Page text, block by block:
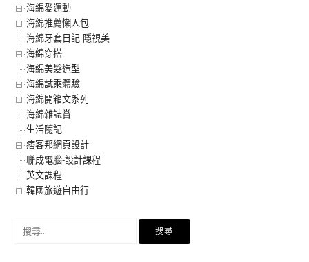
海綿愛運動
海綿推薦懶人包
海綿牙套日記-隱視美
海綿穿搭
海綿美髮造型
海綿試乘體驗
海綿開箱文系列
海綿雜誌賞
生活隨記
痞客邦網頁設計
聯成電腦-設計課程
英文課程
韓國旅遊自由行